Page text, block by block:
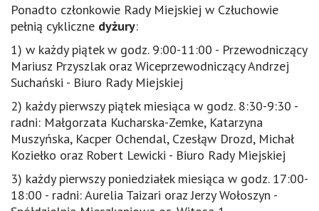
Ponadto członkowie Rady Miejskiej w Człuchowie
pełnią cykliczne dyżury:
1) w każdy piątek w godz. 9:00-11:00 - Przewodniczący
Mariusz Przyszlak oraz Wiceprzewodniczący Andrzej
Suchański - Biuro Rady Miejskiej
2) każdy pierwszy piątek miesiąca w godz. 8:30-9:30 -
radni: Małgorzata Kucharska-Zemke, Katarzyna
Muszyńska, Kacper Ochendal, Czesłąw Drozd, Michał
Koziełko oraz Robert Lewicki - Biuro Rady Miejskiej
3) każdy pierwszy poniedziałek miesiąca w godz. 17:00-
18:00 - radni: Aurelia Taizari oraz Jerzy Wołoszyn -